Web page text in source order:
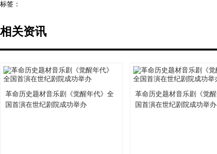
标签：
相关资讯
革命历史题材音乐剧《觉醒年代》全
国首演在世纪剧院成功举办
革命历史题材音乐剧《觉
国首演在世纪剧院成功举办